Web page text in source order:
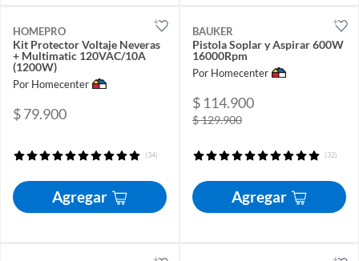
HOMEPRO
Kit Protector Voltaje Neveras
+ Multimatic 120VAC/10A
(1200W)
Por Homecenter
$ 79.900
(34)
Agregar
BAUKER
Pistola Soplar y Aspirar 600W
16000Rpm
Por Homecenter
$ 114.900
$ 129.900
(32)
Agregar